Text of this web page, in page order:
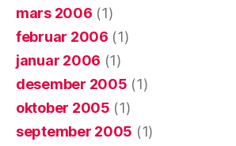
mars 2006 (1)
februar 2006 (1)
januar 2006 (1)
desember 2005 (1)
oktober 2005 (1)
september 2005 (1)